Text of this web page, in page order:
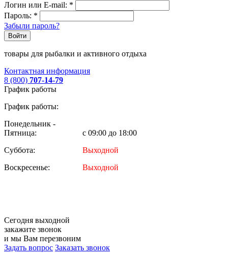
Логин или E-mail: *
Пароль: *
Забыли пароль?
Войти
товары для рыбалки и активного отдыха
Контактная информация
8 (800) 707-14-79
График работы
График работы:
Понедельник -
Пятница:
с 09:00 до 18:00
Суббота:
Выходной
Воскресенье:
Выходной
Сегодня выходной
закажите звонок
и мы Вам перезвоним
Задать вопрос Заказать звонок